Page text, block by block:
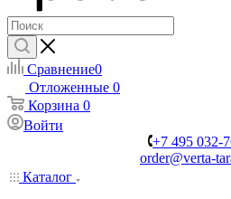
Сравнение0
Отложенные 0
Корзина 0
Войти
+7 495 032-
order@verta-
Каталог